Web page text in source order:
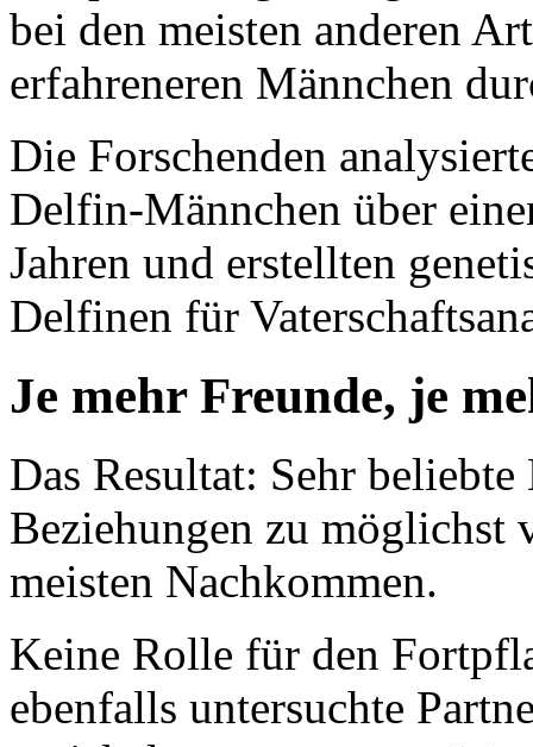
bei den meisten anderen
erfahreneren Männchen
Die Forschenden
Delfin-Männchen über
Jahren und erstellten
Delfinen für
Je mehr Freunde, je
Das Resultat: Sehr
Beziehungen zu möglichst
meisten Nachkommen.
Keine Rolle für den
ebenfalls untersuchte